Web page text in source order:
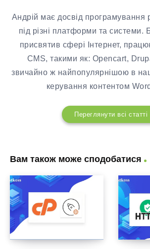
Андрій має досвід програмування
під різні платформи та системи.
присвятив сфері Інтернет,
CMS, такими як: Opencart,
звичайно ж найпопулярнішою в
керування контентом
Переглянути всі статті
Вам також може сподобатися